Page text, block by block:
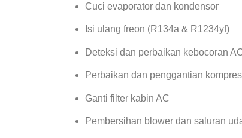
Cuci evaporator dan kondensor
Isi ulang freon (R134a & R1234yf)
Deteksi dan perbaikan kebocoran
Perbaikan dan penggantian
Ganti filter kabin AC
Pembersihan blower dan saluran